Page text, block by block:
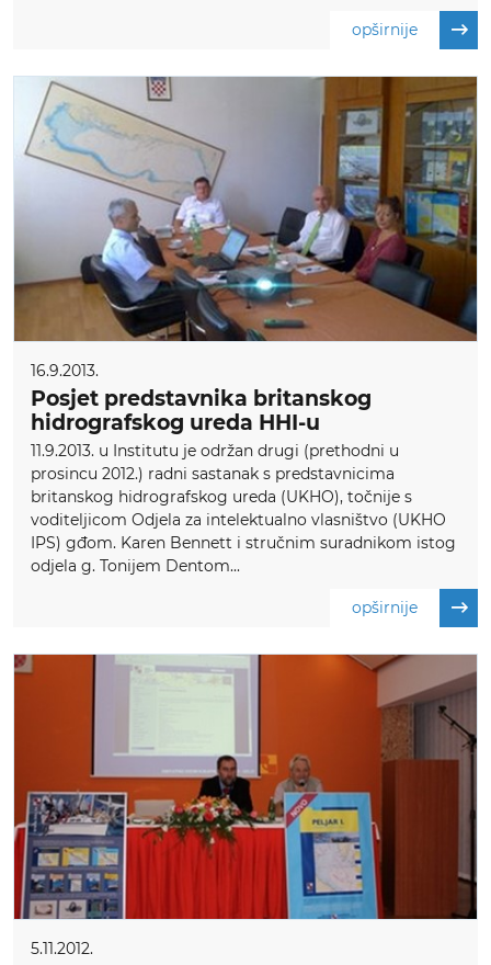
opširnije
16.9.2013.
Posjet predstavnika britanskog
hidrografskog ureda HHI-u
11.9.2013. u Institutu je održan drugi (prethodni u
prosincu 2012.) radni sastanak s predstavnicima
britanskog hidrografskog ureda (UKHO), točnije s
voditeljicom Odjela za intelektualno vlasništvo (UKHO
IPS) gđom. Karen Bennett i stručnim suradnikom istog
odjela g. Tonijem Dentom...
opširnije
5.11.2012.